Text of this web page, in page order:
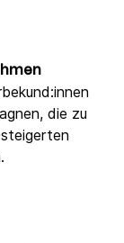
die zu